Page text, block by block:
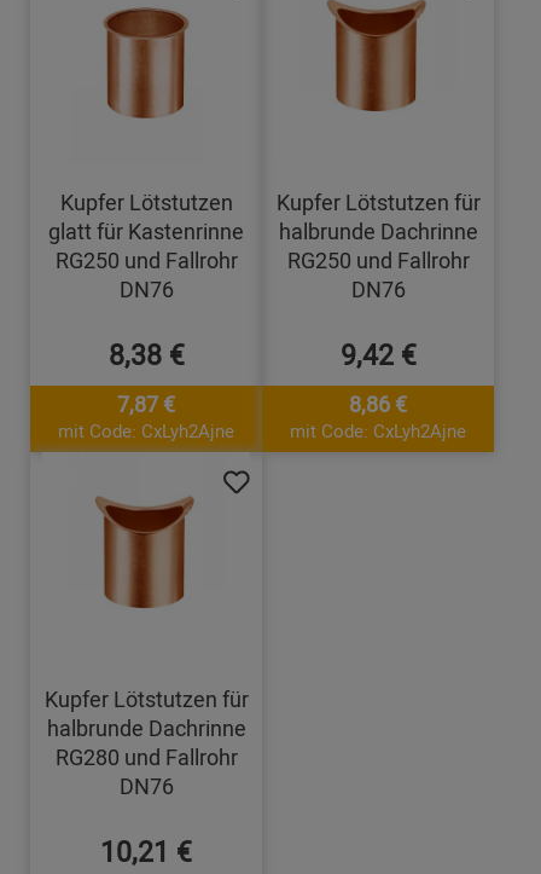
Kupfer Lötstutzen
glatt für Kastenrinne
RG250 und Fallrohr
DN76
8,38 €
7,87 €
mit Code: CxLyh2Ajne
Kupfer Lötstutzen für
halbrunde Dachrinne
RG250 und Fallrohr
DN76
9,42 €
8,86 €
mit Code: CxLyh2Ajne
Kupfer Lötstutzen für
halbrunde Dachrinne
RG280 und Fallrohr
DN76
10,21 €